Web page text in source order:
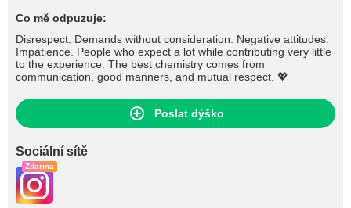
Co mě odpuzuje:
Disrespect. Demands without consideration. Negative attitudes.
Impatience. People who expect a lot while contributing very little
to the experience. The best chemistry comes from
communication, good manners, and mutual respect. 💖
Poslat dýško
Sociální sítě
Zdarma